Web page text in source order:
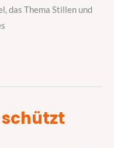
das Thema Stillen und